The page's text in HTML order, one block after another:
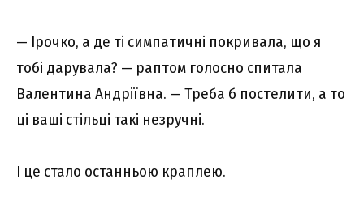
— Ірочко, а де ті симпатичні покривала, що я
тобі дарувала? — раптом голосно спитала
Валентина Андріївна. — Треба б постелити, а то
ці ваші стільці такі незручні.
І це стало останньою краплею.